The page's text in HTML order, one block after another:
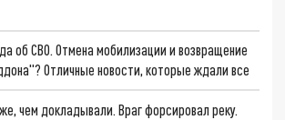
об СВО. Отмена мобилизации и возвращение
Отличные новости, которые ждали все
чем докладывали. Враг форсировал реку.